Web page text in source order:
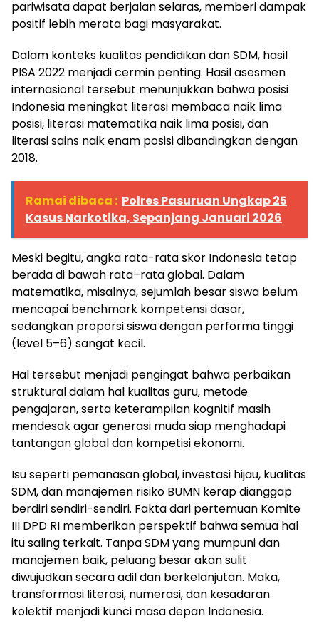
pariwisata dapat berjalan selaras, memberi dampak
positif lebih merata bagi masyarakat.
Dalam konteks kualitas pendidikan dan SDM, hasil
PISA 2022 menjadi cermin penting. Hasil asesmen
internasional tersebut menunjukkan bahwa posisi
Indonesia meningkat literasi membaca naik lima
posisi, literasi matematika naik lima posisi, dan
literasi sains naik enam posisi dibandingkan dengan
2018.
Ramai dibaca : Polres Pasuruan Ungkap 25
Kasus Narkotika, Sepanjang Januari 2026
Meski begitu, angka rata-rata skor Indonesia tetap
berada di bawah rata–rata global. Dalam
matematika, misalnya, sejumlah besar siswa belum
mencapai benchmark kompetensi dasar,
sedangkan proporsi siswa dengan performa tinggi
(level 5–6) sangat kecil.
Hal tersebut menjadi pengingat bahwa perbaikan
struktural dalam hal kualitas guru, metode
pengajaran, serta keterampilan kognitif masih
mendesak agar generasi muda siap menghadapi
tantangan global dan kompetisi ekonomi.
Isu seperti pemanasan global, investasi hijau, kualitas
SDM, dan manajemen risiko BUMN kerap dianggap
berdiri sendiri-sendiri. Fakta dari pertemuan Komite
III DPD RI memberikan perspektif bahwa semua hal
itu saling terkait. Tanpa SDM yang mumpuni dan
manajemen baik, peluang besar akan sulit
diwujudkan secara adil dan berkelanjutan. Maka,
transformasi literasi, numerasi, dan kesadaran
kolektif menjadi kunci masa depan Indonesia.